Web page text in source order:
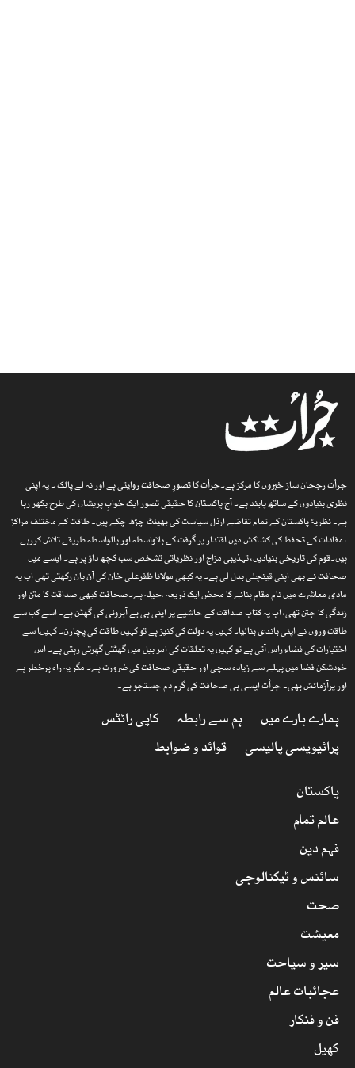
جرأت رجحان ساز خبروں کا مرکز ہے۔جرأت کا تصورِ صحافت روایتی ہے اور نہ لے پالک ۔ یہ اپنی
نظری بنیادوں کے ساتھ پابند ہے۔ آج پاکستان کا حقیقی تصور ایک خوابِ پریشاں کی طرح بکھر رہا
ہے۔ نظریۂ پاکستان کے تمام تقاضے ارذل سیاست کی بھینٹ چڑھ چکے ہیں۔ طاقت کے مختلف مراکز
، مفادات کے تحفظ کی کشاکش میں اقتدار پر گرفت کے بلاواسطہ اور بالواسطہ طریقے تلاش کررہے
ہیں۔قوم کی تاریخی بنیادیں، تہذیبی مزاج اور نظریاتی تشخص سب کچھ داؤ پر ہے۔ ایسے میں
صحافت نے بھی اپنی قینچلی بدل لی ہے۔ یہ کبھی مولانا ظفرعلی خان کی آن بان رکھتی تھی اب یہ
مادی معاشرے میں نام مقام بنانے کا محض ایک ذریعہ ،حیلہ ہے۔صحافت کبھی صداقت کا متن اور
زندگی کا جتن تھی، اب یہ کتاب صداقت کے حاشیے پر اپنی ہی بے آبروئی کی گھٹن ہے۔ اسے کب سے
طاقت وروں نے اپنی باندی بنالیا۔ کہیں یہ دولت کی کنیز ہے تو کہیں طاقت کی پچارن۔ کہیںا سے
اختیارات کی فضاء راس آتی ہے تو کہیں یہ تعلقات کی امر بیل میں گھٹتی گھِرتی رہتی ہے۔ اس
خودشکن فضا میں پہلے سے زیادہ سچی اور حقیقی صحافت کی ضرورت ہے۔ مگر یہ راہ پرخطر ہے
اور پرآزمائش بھی۔ جرأت ایسی ہی صحافت کی گرم دم جستجو ہے۔
ہمارے بارے میں ہم سے رابطہ
کاپی رائٹس
پرائیویسی پالیسی
قوائد و ضوابط
پاکستان
عالم تمام
فہم دین
سائنس و ٹیکنالوجی
صحت
معیشت
سیر و سیاحت
عجائبات عالم
فن و فنکار
کھیل